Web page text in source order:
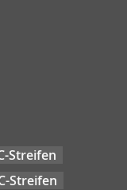
Streifen
Streifen